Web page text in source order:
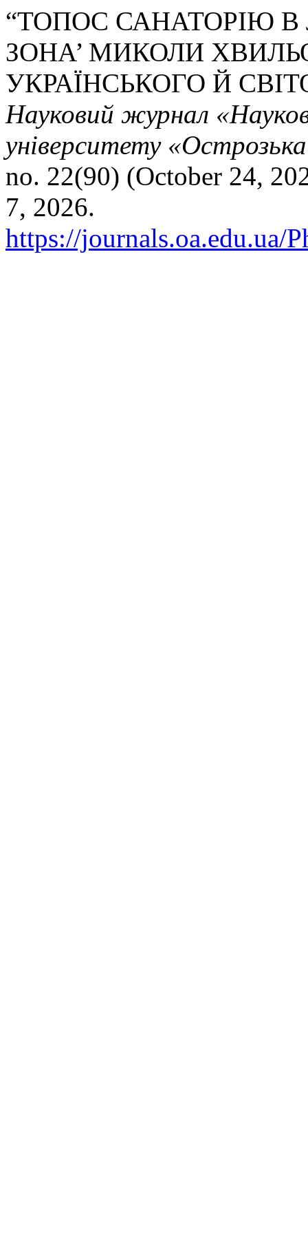
“ТОПОС САНАТОРІЮ В
ЗОНА’ МИКОЛИ
УКРАЇНСЬКОГО Й
Науковий журнал
університету
no. 22(90) (October 24,
7, 2026.
https://journals.oa.edu.ua/